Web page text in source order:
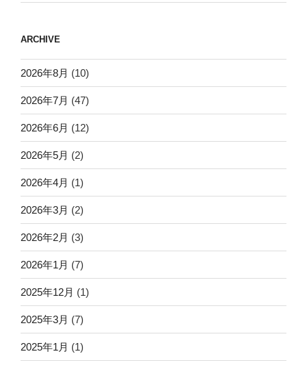
ARCHIVE
2026年8月 (10)
2026年7月 (47)
2026年6月 (12)
2026年5月 (2)
2026年4月 (1)
2026年3月 (2)
2026年2月 (3)
2026年1月 (7)
2025年12月 (1)
2025年3月 (7)
2025年1月 (1)